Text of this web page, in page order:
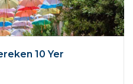
10 Yer